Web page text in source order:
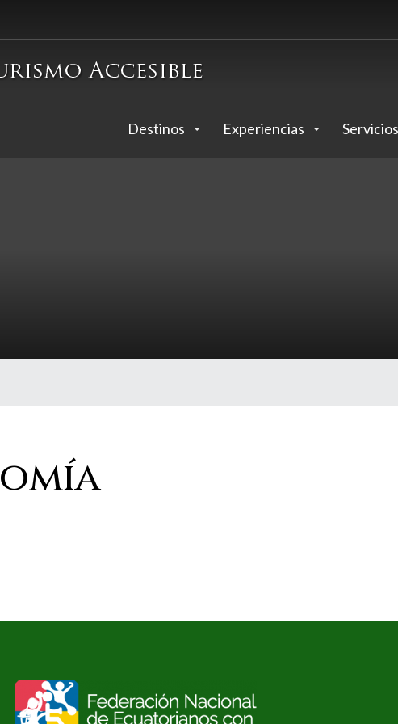
Destinos Experiencias Servicios